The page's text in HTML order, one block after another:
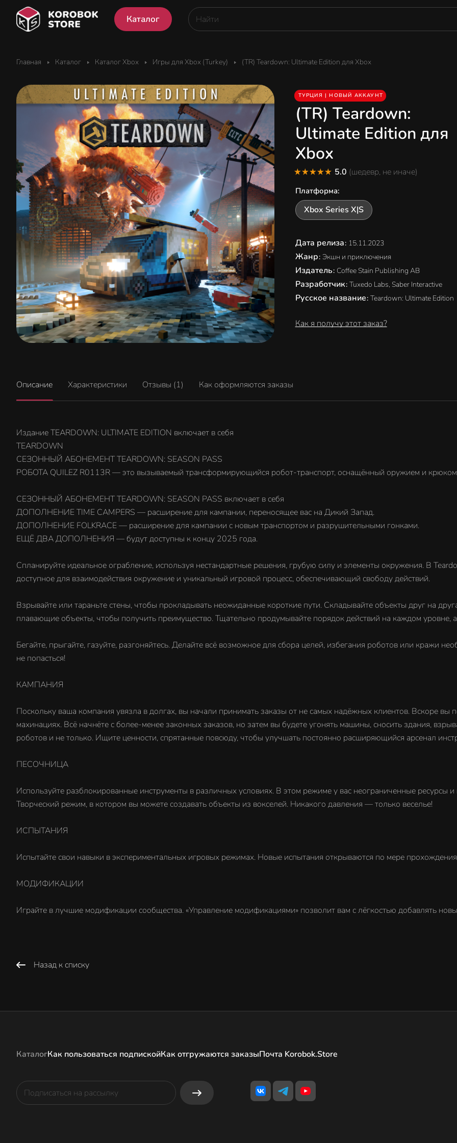
Каталог
Главная Каталог Каталог Xbox Игры для Xbox (Turkey) (TR) Teardown: Ultimate Edition для Xbox
ТУРЦИЯ | НОВЫЙ АККАУНТ
(TR) Teardown:
Ultimate Edition для
Xbox
5.0 (шедевр, не иначе)
Платформа:
Xbox Series X|S
Дата релиза: 15.11.2023
Жанр: Экшн и приключения
Издатель: Coffee Stain Publishing AB
Разработчик: Tuxedo Labs, Saber Interactive
Русское название: Teardown: Ultimate Edition
Как я получу этот заказ?
Описание Характеристики Отзывы (1) Как оформляются заказы
Издание TEARDOWN: ULTIMATE EDITION включает в себя
TEARDOWN
СЕЗОННЫЙ АБОНЕМЕНТ TEARDOWN: SEASON PASS
РОБОТА QUILEZ R0113R — это вызываемый трансформирующийся робот-транспорт, оснащённый оружием и
СЕЗОННЫЙ АБОНЕМЕНТ TEARDOWN: SEASON PASS включает в себя
ДОПОЛНЕНИЕ TIME CAMPERS — расширение для кампании, переносящее вас на Дикий Запад.
ДОПОЛНЕНИЕ FOLKRACE — расширение для кампании с новым транспортом и разрушительными гонками.
ЕЩЁ ДВА ДОПОЛНЕНИЯ — будут доступны к концу 2025 года.
Спланируйте идеальное ограбление, используя нестандартные решения, грубую силу и элементы окружения. В
доступное для взаимодействия окружение и уникальный игровой процесс, обеспечивающий свободу действий.
Взрывайте или тараньте стены, чтобы прокладывать неожиданные короткие пути. Складывайте объекты друг на
плавающие объекты, чтобы получить преимущество. Тщательно продумывайте порядок действий на каждом уровне,
Бегайте, прыгайте, газуйте, разгоняйтесь. Делайте всё возможное для сбора целей, избегания роботов или кражи
не попасться!
КАМПАНИЯ
Поскольку ваша компания увязла в долгах, вы начали принимать заказы от не самых надёжных клиентов. Вскоре вы
махинациях. Всё начнёте с более-менее законных заказов, но затем вы будете угонять машины, сносить здания,
роботов и не только. Ищите ценности, спрятанные повсюду, чтобы улучшать постоянно расширяющийся арсенал
ПЕСОЧНИЦА
Используйте разблокированные инструменты в различных условиях. В этом режиме у вас неограниченные ресурсы
Творческий режим, в котором вы можете создавать объекты из вокселей. Никакого давления — только веселье!
ИСПЫТАНИЯ
Испытайте свои навыки в экспериментальных игровых режимах. Новые испытания открываются по мере
МОДИФИКАЦИИ
Играйте в лучшие модификации сообщества. «Управление модификациями» позволит вам с лёгкостью добавлять
Назад к списку
КаталогКак пользоваться подпискойКак отгружаются заказыПочта Korobok.Store